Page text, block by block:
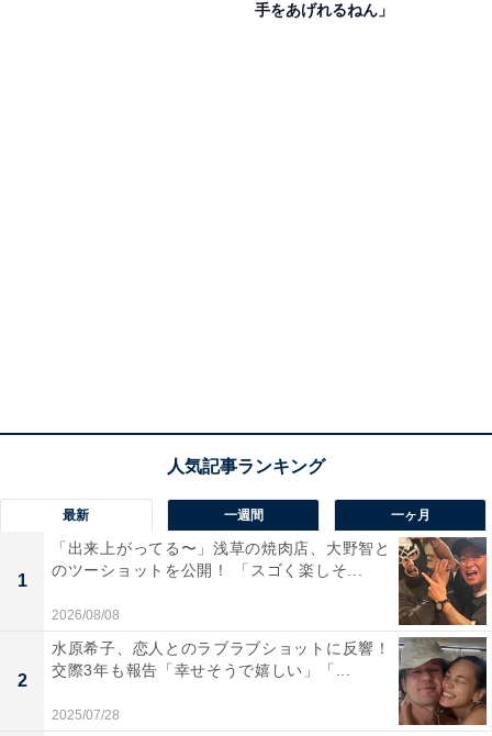
手をあげれるねん」
最新 一週間 一ヶ月
1
「出来上がってる〜」浅草の焼肉店、大野智と
のツーショットを公開！ 「スゴく楽しそ...
2026/08/08
2
水原希子、恋人とのラブラブショットに反響！
交際3年も報告「幸せそうで嬉しい」「...
2025/07/28